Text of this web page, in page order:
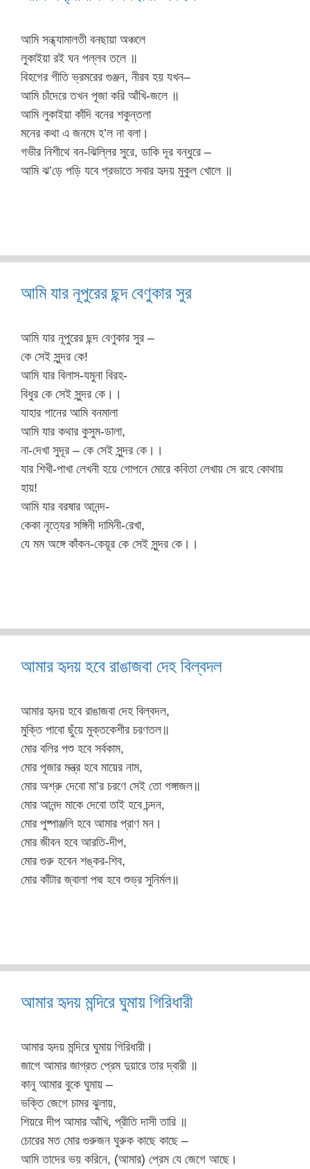
আমি সন্ধ্যামালতী বনছায়া অঞ্চলে
লুকাইয়া রই ঘন পল্লব তলে ॥
বিহগের গীতি ভ্রমরের গুঞ্জন, নীরব হয় যখন–
আমি চাঁদেরে তখন পূজা করি আঁখি-জলে ॥
আমি লুকাইয়া কাঁদি বনের শকুন্তলা
মনের কথা এ জনমে হ’ল না বলা।
গভীর নিশীথে বন-ঝিল্লির সুরে, ডাকি দূর বন্ধুরে –
আমি ঝ’ড়ে পড়ি যবে প্রভাতে সবার হৃদয় মুকুল খোলে ॥
আমি যার নূপুরের ছন্দ বেণুকার সুর
আমি যার নূপুরের ছন্দ বেণুকার সুর –
কে সেই সুন্দর কে!
আমি যার বিলাস-যমুনা বিরহ-
বিধুর কে সেই সুন্দর কে।।
যাহার গানের আমি বনমালা
আমি যার কথার কুসুম-ডালা,
না-দেখা সুদূর – কে সেই সুন্দর কে।।
যার শিখী-পাখা লেখনী হয়ে গোপনে মোরে কবিতা লেখায় সে রহে কোথায়
হায়!
আমি যার বরষার আনন্দ-
কেকা নৃত্যের সঙ্গিনী দামিনী-রেখা,
যে মম অঙ্গে কাঁকন-কেয়ূর কে সেই সুন্দর কে।।
আমার হৃদয় হবে রাঙাজবা দেহ বিল্বদল
আমার হৃদয় হবে রাঙাজবা দেহ বিল্বদল,
মুক্তি পাবো ছুঁয়ে মুক্তকেশীর চরণতল॥
মোর বলির পশু হবে সর্বকাম,
মোর পূজার মন্ত্র হবে মায়ের নাম,
মোর অশ্রু দেবো মা’র চরণে সেই তো গঙ্গাজল॥
মোর আনন্দ মাকে দেবো তাই হবে চন্দন,
মোর পুষ্পাঞ্জলি হবে আমার প্রাণ মন।
মোর জীবন হবে আরতি-দীপ,
মোর গুরু হবেন শঙ্কর-শিব,
মোর কাঁটার জ্বালা পদ্ম হবে শুভ্র সুনির্মল॥
আমার হৃদয় মন্দিরে ঘুমায় গিরিধারী
আমার হৃদয় মন্দিরে ঘুমায় গিরিধারী।
জাগে আমার জাগ্রত প্রেম দুয়ারে তার দ্বারী ॥
কানু আমার বুকে ঘুমায় –
ভক্তি জেগে চামর ঝুলায়,
শিয়রে দীপ আমার আঁখি, প্রীতি দাসী তারি ॥
চোরের মত মোর গুরুজন ঘুরুক কাছে কাছে –
আমি তাদের ভয় করিনে, (আমার) প্রেম যে জেগে আছে।